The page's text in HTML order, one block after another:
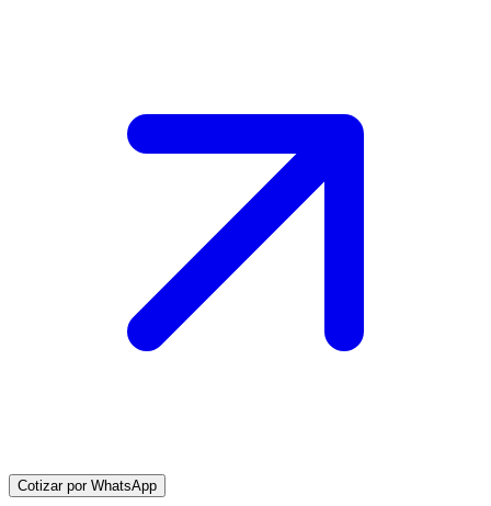
Cotizar por WhatsApp